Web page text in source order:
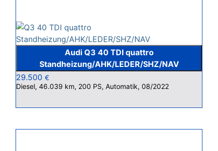
Audi Q3 40 TDI quattro
Standheizung/AHK/LEDER/SHZ/NAV
29.500 €
Diesel, 46.039 km, 200 PS, Automatik, 08/2022